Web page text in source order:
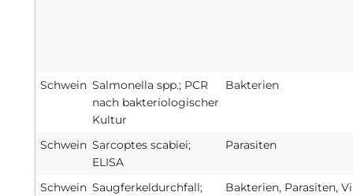
Schwein Salmonella spp.; PCR
nach bakteriologischer
Kultur
Bakterien
Schwein Sarcoptes scabiei;
ELISA
Parasiten
Schwein Saugferkeldurchfall;
Bakterien, Parasiten,